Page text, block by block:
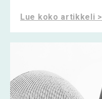
Lue koko artikkeli >